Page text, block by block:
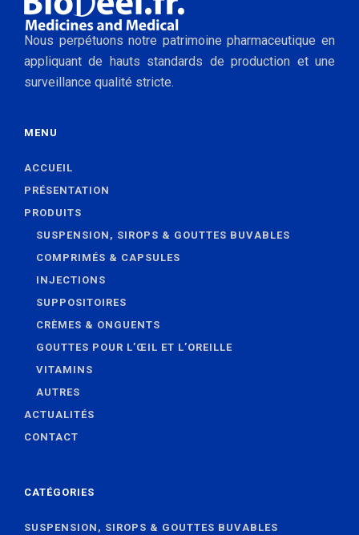
Nous perpétuons notre patrimoine pharmaceutique en
appliquant de hauts standards de production et une
surveillance qualité stricte.
MENU
ACCUEIL
PRÉSENTATION
PRODUITS
SUSPENSION, SIROPS & GOUTTES BUVABLES
COMPRIMÉS & CAPSULES
INJECTIONS
SUPPOSITOIRES
CRÈMES & ONGUENTS
GOUTTES POUR L’ŒIL ET L’OREILLE
VITAMINS
AUTRES
ACTUALITÉS
CONTACT
CATÉGORIES
SUSPENSION, SIROPS & GOUTTES BUVABLES